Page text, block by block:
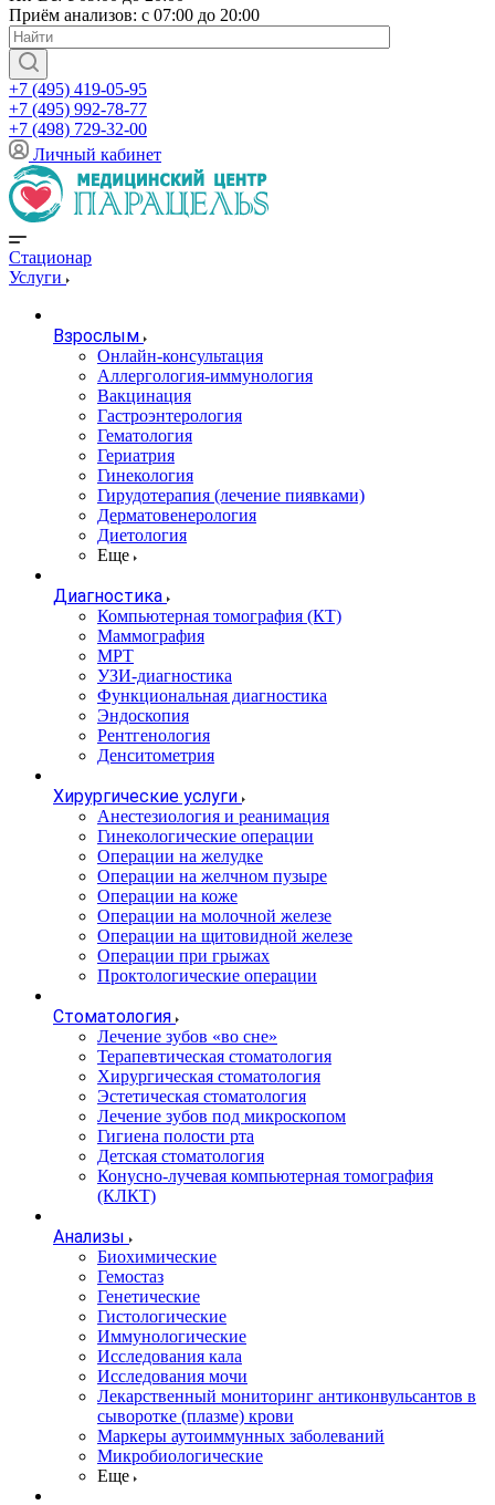
Приём анализов: с 07:00 до 20:00
+7 (495) 419-05-95
+7 (495) 992-78-77
+7 (498) 729-32-00
Личный кабинет
Стационар
Услуги
Взрослым
Онлайн-консультация
Аллергология-иммунология
Вакцинация
Гастроэнтерология
Гематология
Гериатрия
Гинекология
Гирудотерапия (лечение пиявками)
Дерматовенерология
Диетология
Еще
Диагностика
Компьютерная томография (КТ)
Маммография
МРТ
УЗИ-диагностика
Функциональная диагностика
Эндоскопия
Рентгенология
Денситометрия
Хирургические услуги
Анестезиология и реанимация
Гинекологические операции
Операции на желудке
Операции на желчном пузыре
Операции на коже
Операции на молочной железе
Операции на щитовидной железе
Операции при грыжах
Проктологические операции
Стоматология
Лечение зубов «во сне»
Терапевтическая стоматология
Хирургическая стоматология
Эстетическая стоматология
Лечение зубов под микроскопом
Гигиена полости рта
Детская стоматология
Конусно-лучевая компьютерная томография
(КЛКТ)
Анализы
Биохимические
Гемостаз
Генетические
Гистологические
Иммунологические
Исследования кала
Исследования мочи
Лекарственный мониторинг антиконвульсантов в
сыворотке (плазме) крови
Маркеры аутоиммунных заболеваний
Микробиологические
Еще